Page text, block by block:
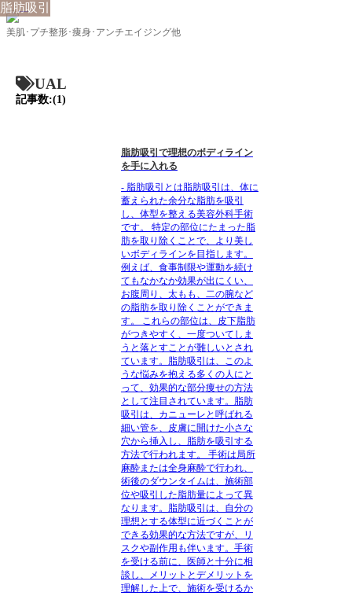
美肌･プチ整形･痩身･アンチエイジング他
UAL
記事数:(1)
脂肪吸引
脂肪吸引で理想のボディライン
を手に入れる
- 脂肪吸引とは脂肪吸引は、体に
蓄えられた余分な脂肪を吸引
し、体型を整える美容外科手術
です。 特定の部位にたまった脂
肪を取り除くことで、より美し
いボディラインを目指します。
例えば、食事制限や運動を続け
てもなかなか効果が出にくい、
お腹周り、太もも、二の腕など
の脂肪を取り除くことができま
す。 これらの部位は、皮下脂肪
がつきやすく、一度ついてしま
うと落とすことが難しいとされ
ています。脂肪吸引は、このよ
うな悩みを抱える多くの人にと
って、効果的な部分痩せの方法
として注目されています。脂肪
吸引は、カニューレと呼ばれる
細い管を、皮膚に開けた小さな
穴から挿入し、脂肪を吸引する
方法で行われます。 手術は局所
麻酔または全身麻酔で行われ、
術後のダウンタイムは、施術部
位や吸引した脂肪量によって異
なります。脂肪吸引は、自分の
理想とする体型に近づくことが
できる効果的な方法ですが、リ
スクや副作用も伴います。手術
を受ける前に、医師と十分に相
談し、メリットとデメリットを
理解した上で、施術を受けるか